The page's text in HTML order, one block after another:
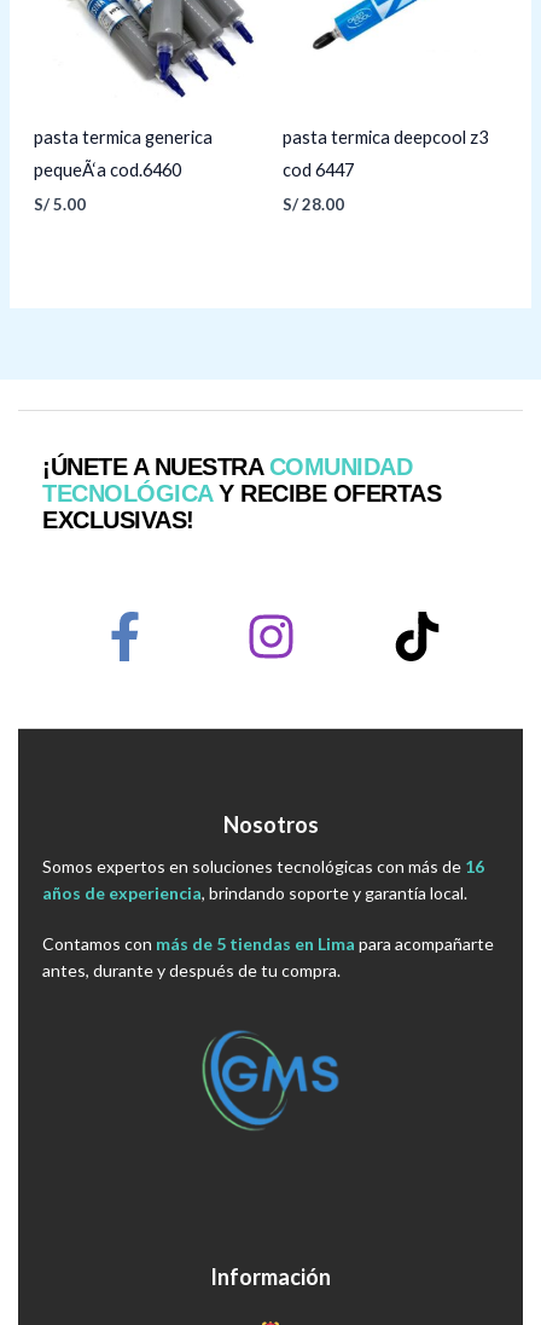
pasta termica generica
pequeÃ‘a cod.6460
S/5.00
pasta termica deepcool z3
cod 6447
S/28.00
¡ÚNETE A NUESTRACOMUNIDAD
TECNOLÓGICAY RECIBE OFERTAS
EXCLUSIVAS!
Nosotros
Somos expertos en soluciones tecnológicas con más de 16
años de experiencia, brindando soporte y garantía local.
Contamos con más de 5 tiendas en Lima para acompañarte
antes, durante y después de tu compra.
Información